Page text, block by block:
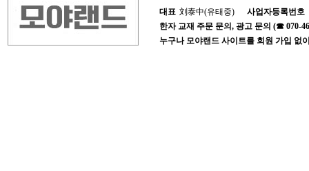
대표 刘泰中(유태중) 사업자등록번호
한자 교재 주문 문의, 광고 문의 (☎ 070-
누구나 모야랜드 사이트를 회원 가입 없